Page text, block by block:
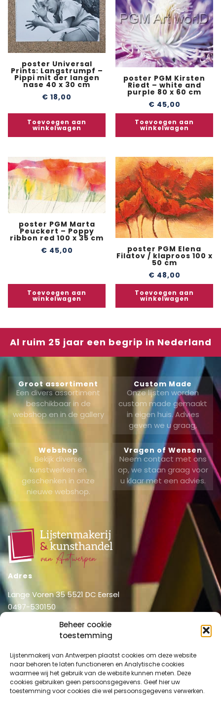
Beheer cookie
toestemming
Lijstenmakerij van Antwerpen plaatst cookies om deze website
naar behoren te laten functioneren en Analytische cookies
waarmee wij het gebruik van de website kunnen meten. Deze
cookies gebruiken geen persoonsgegevens. Geef hier uw
toestemming voor cookies die wel persoonsgegevens verwerken.
poster Universal
Prints: Langstrumpf –
Pippi mit der langen
nase 40 x 30 cm
€ 18,00
Toevoegen aan
winkelwagen
poster PGM Kirsten
Riedt – white and
purple 80 x 60 cm
€ 45,00
Toevoegen aan
winkelwagen
poster PGM Marta
Peuckert – Poppy
ribbon red 100 x 35 cm
€ 45,00
Toevoegen aan
winkelwagen
poster PGM Elena
Filatov / klaproos 100 x
50 cm
€ 48,00
Toevoegen aan
winkelwagen
Al ruim 25 jaar een begrip in Nederland
Groot assortiment
Een divers assortiment
beschikbaar in de
webshop en in de gallery
Custom Made
Onze lijsten worden
custom made gemaakt
in eigen huis. Advies
geven we u graag,
Webshop
Bekijk diverse
kunstwerken en
geschenken in onze
nieuwe webshop.
Vragen of Wensen
Neem contact met ons
op, we staan graag voor
u klaar met een advies.
Adres
Lange Voren 35 5521 DC Eersel
0497-530150
info@lijstenmakerij vanantwerpen.nl
Home
Over ons
Diensten
Shop
Shop
Mijn account